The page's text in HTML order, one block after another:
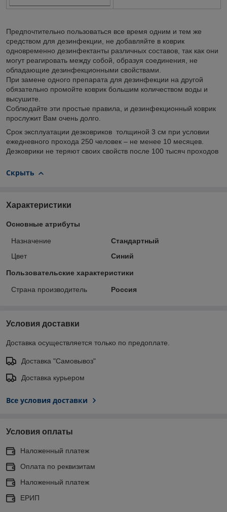
Предпочтительно пользоваться все время одним и тем же
средством для дезинфекции, не добавляйте в коврик
одновременно дезинфектанты различных составов, так как они
могут реагировать между собой, образуя соединения, не
обладающие дезинфекционными свойствами.
При замене одного препарата для дезинфекции на другой
обязательно промойте коврик большим количеством воды и
высушите.
Соблюдайте эти простые правила, и дезинфекционный коврик
прослужит Вам очень долго.
Срок эксплуатации дезковриков толщиной 3 см при условии
ежедневного прохода 250 человек – не менее 10 месяцев.
Дезковрики не теряют своих свойств после 100 тысяч проходов
Скрыть
Характеристики
Основные атрибуты
Назначение
Стандартный
Цвет
Синий
Пользовательские характеристики
Страна производитель Россия
Условия доставки
Доставка осуществляется только по предоплате.
Доставка "Самовывоз"
Доставка курьером
Все условия доставки
Условия оплаты
Наложенный платеж
Оплата по реквизитам
Наложенный платеж
ЕРИП